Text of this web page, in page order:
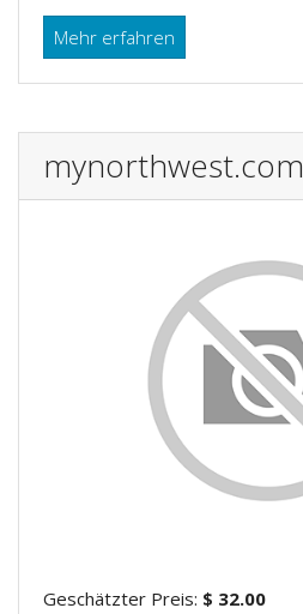
Mehr erfahren
mynorthwest.com
Geschätzter Preis: $ 32.00